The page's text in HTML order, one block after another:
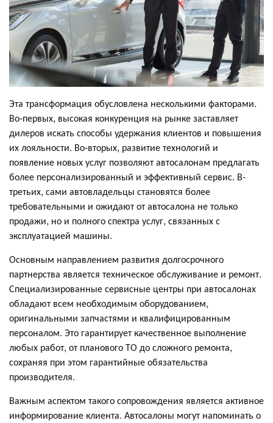
Эта трансформация обусловлена несколькими факторами.
Во-первых, высокая конкуренция на рынке заставляет
дилеров искать способы удержания клиентов и повышения
их лояльности. Во-вторых, развитие технологий и
появление новых услуг позволяют автосалонам предлагать
более персонализированный и эффективный сервис. В-
третьих, сами автовладельцы становятся более
требовательными и ожидают от автосалона не только
продажи, но и полного спектра услуг, связанных с
эксплуатацией машины.
Основным направлением развития долгосрочного
партнерства является техническое обслуживание и ремонт.
Специализированные сервисные центры при автосалонах
обладают всем необходимым оборудованием,
оригинальными запчастями и квалифицированным
персоналом. Это гарантирует качественное выполнение
любых работ, от планового ТО до сложного ремонта,
сохраняя при этом гарантийные обязательства
производителя.
Важным аспектом такого сопровождения является активное
информирование клиента. Автосалоны могут напоминать о